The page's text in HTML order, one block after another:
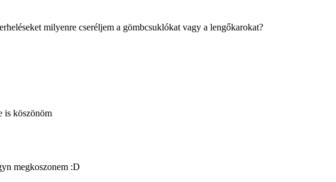
milyenre cseréljem a gömbcsuklókat vagy a lengőkarokat?
is köszönöm
megkoszonem :D